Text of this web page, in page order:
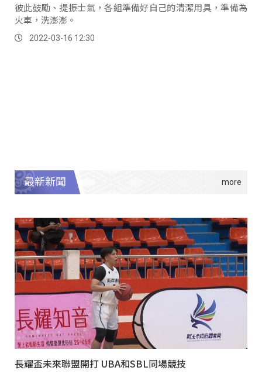
彼此鼓勵、提振士氣，各組準備好自己的清潔用具，準備為
火車，洗澎澎。
2022-03-16 12:30
最新新聞
長耀盃未來聯盟開打 UBA和SBL同場競技